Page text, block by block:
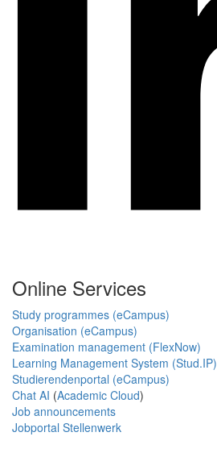
Online Services
Study programmes (eCampus)
Organisation (eCampus)
Examination management (FlexNow)
Learning Management System (Stud.IP)
Studierendenportal (eCampus)
Chat AI (Academic Cloud)
Job announcements
Jobportal Stellenwerk